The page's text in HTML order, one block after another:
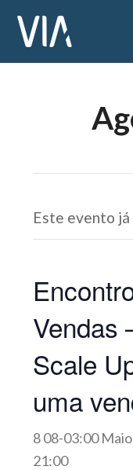
Este evento
Vendas
Scale
uma
8 08-03:00
21:00